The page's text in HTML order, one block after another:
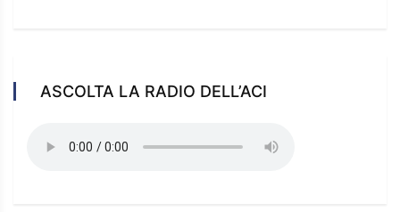
ASCOLTA LA RADIO DELL’ACI